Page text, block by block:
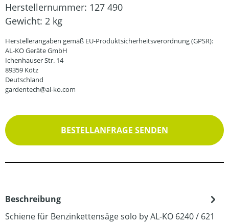
Herstellernummer: 127 490
Gewicht: 2 kg
Herstellerangaben gemäß EU-Produktsicherheitsverordnung (GPSR):
AL-KO Geräte GmbH
Ichenhauser Str. 14
89359 Kötz
Deutschland
gardentech@al-ko.com
BESTELLANFRAGE SENDEN
Beschreibung
Schiene für Benzinkettensäge solo by AL-KO 6240 / 621